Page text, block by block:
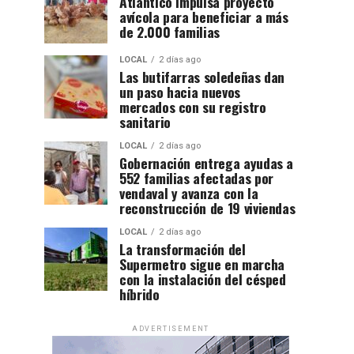
avícola para beneficiar a más
de 2.000 familias
LOCAL 2 días ago
Las butifarras soledeñas dan
un paso hacia nuevos
mercados con su registro
sanitario
LOCAL 2 días ago
Gobernación entrega ayudas a
552 familias afectadas por
vendaval y avanza con la
reconstrucción de 19 viviendas
LOCAL 2 días ago
La transformación del
Supermetro sigue en marcha
con la instalación del césped
híbrido
ADVERTISEMENT